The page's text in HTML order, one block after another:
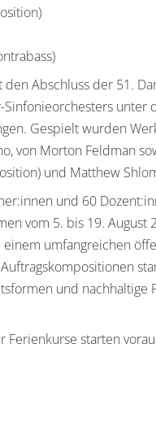
den Abschluss der 51.
unter
Gespielt wurden
von Morton Feldman
und Matthew
und 60
vom 5. bis 19. August
einem umfangreichen
und nachhaltige
Ferienkurse starten